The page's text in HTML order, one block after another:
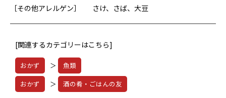
［その他アレルゲン］
さけ、さば、大豆
[関連するカテゴリーはこちら]
おかず ＞
魚類
おかず
＞ 酒の肴・ごはんの友